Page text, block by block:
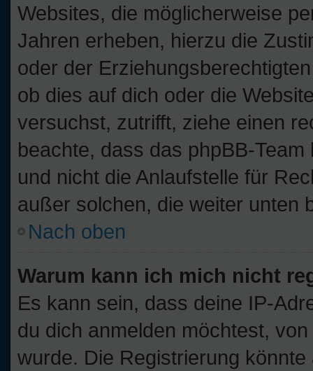
Websites, die möglicherweise
Jahren erheben, hierzu die
oder der
ob dies auf dich oder die
versuchst, zutrifft, ziehe einen
beachte, dass das phpBB-
und nicht die Anlaufstelle für
außer solchen, die weiter unten
Nach oben
Warum kann ich mich nicht
Es kann sein, dass deine IP-
du dich anmelden möchtest,
wurde. Die Registrierung